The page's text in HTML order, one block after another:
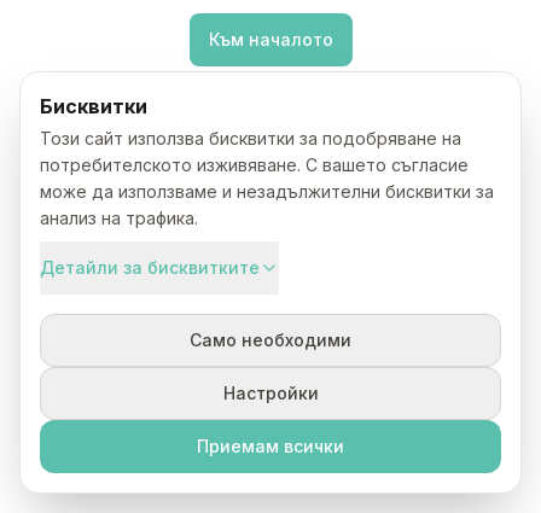
Към началото
Бисквитки
Този сайт използва бисквитки за подобряване на
потребителското изживяване. С вашето съгласие
може да използваме и незадължителни бисквитки за
анализ на трафика.
Детайли за бисквитките
Само необходими
Настройки
Приемам всички